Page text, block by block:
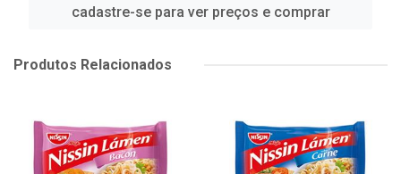
cadastre-se para ver preços e comprar
Produtos Relacionados